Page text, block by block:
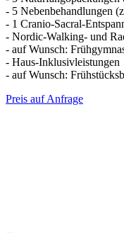
- 5 Nebenbehandlungen
- 1 Cranio-Sacral-
- Nordic-Walking- und
- auf Wunsch:
- Haus-Inklusivleistungen
- auf Wunsch:
Preis auf Anfrage